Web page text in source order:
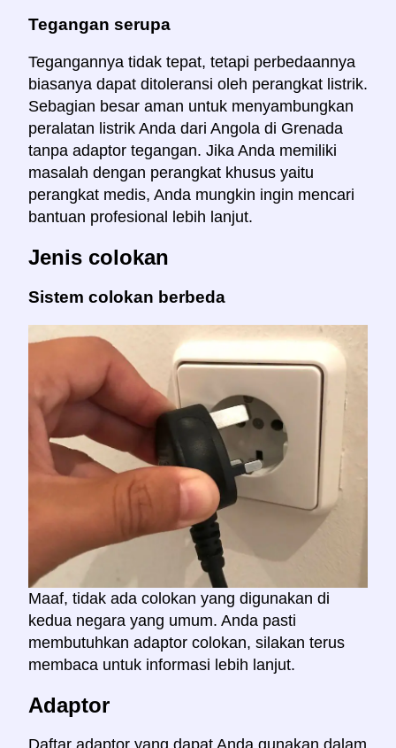
Tegangan serupa
Tegangannya tidak tepat, tetapi perbedaannya
biasanya dapat ditoleransi oleh perangkat listrik.
Sebagian besar aman untuk menyambungkan
peralatan listrik Anda dari Angola di Grenada
tanpa adaptor tegangan. Jika Anda memiliki
masalah dengan perangkat khusus yaitu
perangkat medis, Anda mungkin ingin mencari
bantuan profesional lebih lanjut.
Jenis colokan
Sistem colokan berbeda
Maaf, tidak ada colokan yang digunakan di
kedua negara yang umum. Anda pasti
membutuhkan adaptor colokan, silakan terus
membaca untuk informasi lebih lanjut.
Adaptor
Daftar adaptor yang dapat Anda gunakan dalam